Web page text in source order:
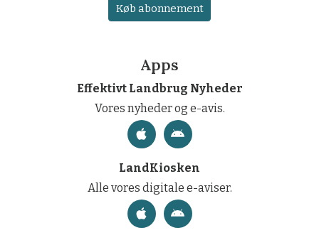
Køb abonnement
Apps
Effektivt Landbrug Nyheder
Vores nyheder og e-avis.
LandKiosken
Alle vores digitale e-aviser.